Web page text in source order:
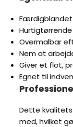
Hurtigtørrende
Overmalbar
Nem at arbejde
Giver et flot,
Egnet til
gør det til det
entusiaster.